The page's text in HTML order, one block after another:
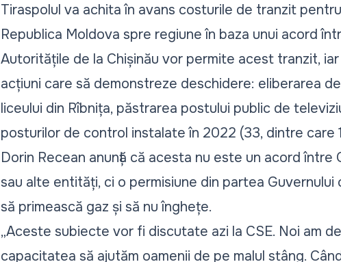
Tiraspolul va achita în avans costurile de tranzit
Republica Moldova spre regiune în baza unui acord
Autoritățile de la Chișinău vor permite acest tranzit,
acțiuni care să demonstreze deschidere: eliberarea
liceului din Rîbnița, păstrarea postului public de
posturilor de control instalate în 2022 (33, dintre care
Dorin Recean anunță că acesta nu este un acord între
sau alte entități, ci o permisiune din partea
să primească gaz și să nu înghețe.
„Aceste subiecte vor fi discutate azi la CSE. Noi am
capacitatea să ajutăm oamenii de pe malul stâng.